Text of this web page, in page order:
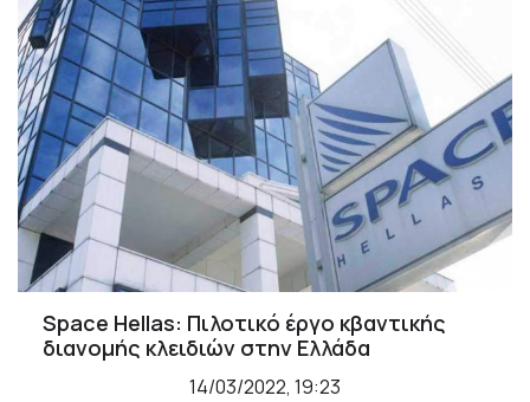
Space Hellas: Πιλοτικό έργο κβαντικής
διανομής κλειδιών στην Ελλάδα
14/03/2022, 19:23